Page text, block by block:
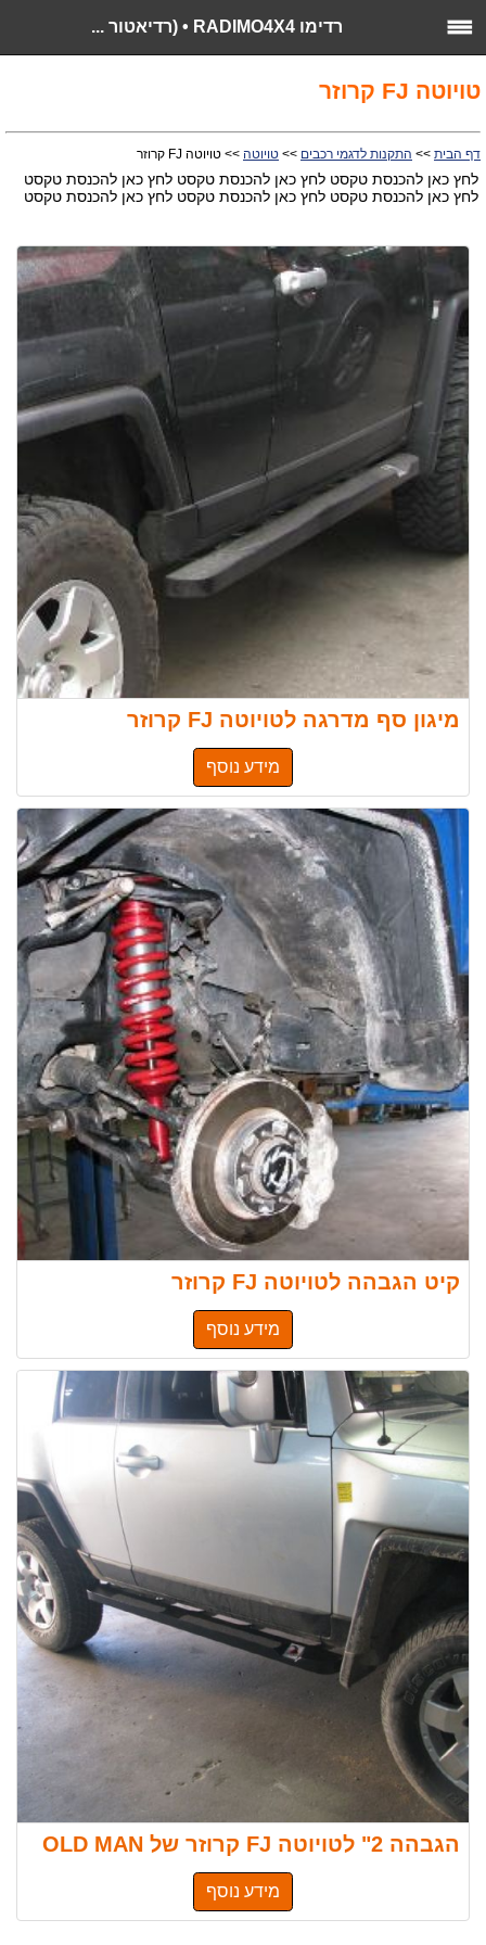
רדימו RADIMO4X4 • (רדיאטור ...
טויוטה FJ קרוזר
דף הבית >> התקנות לדגמי רכבים >> טויוטה >> טויוטה FJ קרוזר
לחץ כאן להכנסת טקסט לחץ כאן להכנסת טקסט לחץ כאן להכנסת טקסט
לחץ כאן להכנסת טקסט לחץ כאן להכנסת טקסט לחץ כאן להכנסת טקסט
מיגון סף מדרגה לטויוטה FJ קרוזר
מידע נוסף
קיט הגבהה לטויוטה FJ קרוזר
מידע נוסף
הגבהה 2" לטויוטה FJ קרוזר של OLD MAN
מידע נוסף